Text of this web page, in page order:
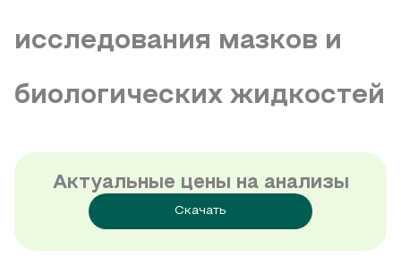
исследования мазков и
биологических жидкостей
Актуальные цены на анализы
Скачать